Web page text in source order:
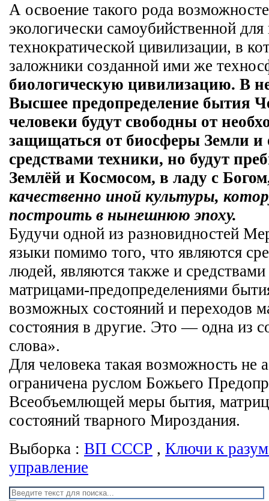
А освоение такого рода
экологически самоубийственной для
технократической цивилизации, в
заложники созданной ими же
биологическую цивилизацию. В
Высшее предопределение бытия
человеки будут свободны от
защищаться от биосферы Земли и
средствами техники, но будут
Землёй и Космосом, в ладу с
качественно иной культуры,
построить в нынешнюю эпоху.
Будучи одной из разновидностей
языки помимо того, что являются
людей, являются также и
матрицами-предопределениями
возможных состояний и переходов
состояния в другие. Это — одна из
слова».
Для человека такая возможность не
ограничена руслом Божьего
Всеобъемлющей меры бытия,
состояний тварного Мироздания.
Выборка : ВП СССР , Ключи к
управление